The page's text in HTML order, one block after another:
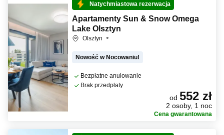
Natychmiastowa rezerwacja
Apartamenty Sun & Snow Omega
Lake Olsztyn
Olsztyn
Nowość w Nocowaniu!
Bezpłatne anulowanie
Brak przedpłaty
od 552 zł
2 osoby, 1 noc
Cena gwarantowana